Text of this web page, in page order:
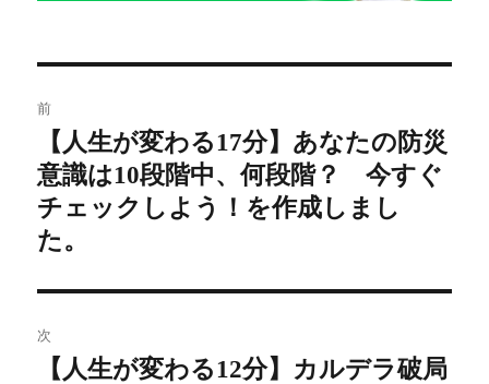
稿
ナ
ビ
シ
前
の
投
稿:
【人生が変わる17分】あなたの防災
意識は10段階中、何段階？ 今すぐ
チェックしよう！を作成しまし
た。
次
【人生が変わる12分】カルデラ破局